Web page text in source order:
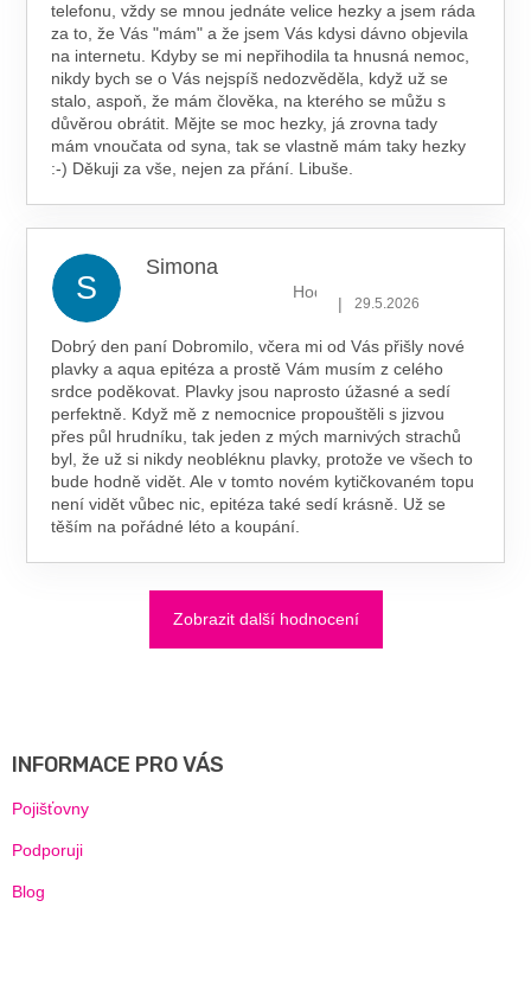
telefonu, vždy se mnou jednáte velice hezky a jsem ráda
za to, že Vás "mám" a že jsem Vás kdysi dávno objevila
na internetu. Kdyby se mi nepřihodila ta hnusná nemoc,
nikdy bych se o Vás nejspíš nedozvěděla, když už se
stalo, aspoň, že mám člověka, na kterého se můžu s
důvěrou obrátit. Mějte se moc hezky, já zrovna tady
mám vnoučata od syna, tak se vlastně mám taky hezky
:-) Děkuji za vše, nejen za přání. Libuše.
S
Simona
Hodnocení obchodu je 5 z 5
| 29.5.2026
Dobrý den paní Dobromilo, včera mi od Vás přišly nové
plavky a aqua epitéza a prostě Vám musím z celého
srdce poděkovat. Plavky jsou naprosto úžasné a sedí
perfektně. Když mě z nemocnice propouštěli s jizvou
přes půl hrudníku, tak jeden z mých marnivých strachů
byl, že už si nikdy neobléknu plavky, protože ve všech to
bude hodně vidět. Ale v tomto novém kytičkovaném topu
není vidět vůbec nic, epitéza také sedí krásně. Už se
těším na pořádné léto a koupání.
Zobrazit další hodnocení
INFORMACE PRO VÁS
Pojišťovny
Podporuji
Blog